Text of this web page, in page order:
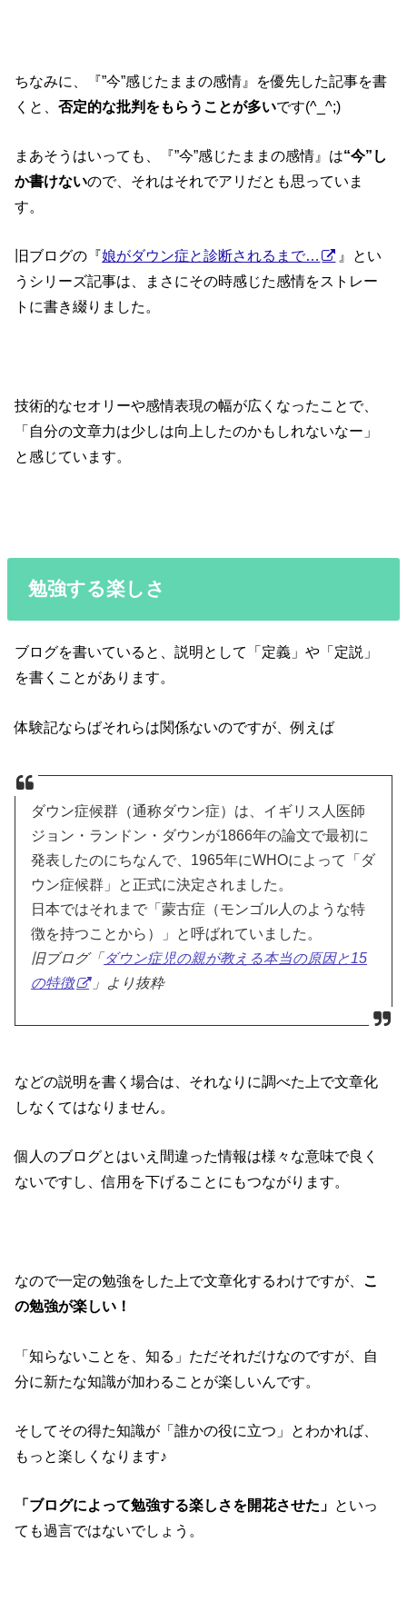
ちなみに、『”今”感じたままの感情』を優先した記事を書
くと、否定的な批判をもらうことが多いです(^_^;)
まあそうはいっても、『”今”感じたままの感情』は“今”し
か書けないので、それはそれでアリだとも思っていま
す。
旧ブログの『娘がダウン症と診断されるまで…
』とい
うシリーズ記事は、まさにその時感じた感情をストレー
トに書き綴りました。
技術的なセオリーや感情表現の幅が広くなったことで、
「自分の文章力は少しは向上したのかもしれないなー」
と感じています。
勉強する楽しさ
ブログを書いていると、説明として「定義」や「定説」
を書くことがあります。
体験記ならばそれらは関係ないのですが、例えば
ダウン症候群（通称ダウン症）は、イギリス人医師
ジョン・ランドン・ダウンが1866年の論文で最初に
発表したのにちなんで、1965年にWHOによって「ダ
ウン症候群」と正式に決定されました。
日本ではそれまで「蒙古症（モンゴル人のような特
徴を持つことから）」と呼ばれていました。
旧ブログ「 ダウン症児の親が教える本当の原因と15
の特徴
」より抜粋
などの説明を書く場合は、それなりに調べた上で文章化
しなくてはなりません。
個人のブログとはいえ間違った情報は様々な意味で良く
ないですし、信用を下げることにもつながります。
なので一定の勉強をした上で文章化するわけですが、 こ
の勉強が楽しい！
「知らないことを、知る」ただそれだけなのですが、自
分に新たな知識が加わることが楽しいんです。
そしてその得た知識が「誰かの役に立つ」とわかれば、
もっと楽しくなります♪
「ブログによって勉強する楽しさを開花させた」 といっ
ても過言ではないでしょう。